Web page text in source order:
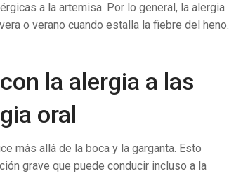
a la artemisa. Por lo general, la alergia
o verano cuando estalla la fiebre del heno.
la alergia a las
oral
más allá de la boca y la garganta. Esto
grave que puede conducir incluso a la